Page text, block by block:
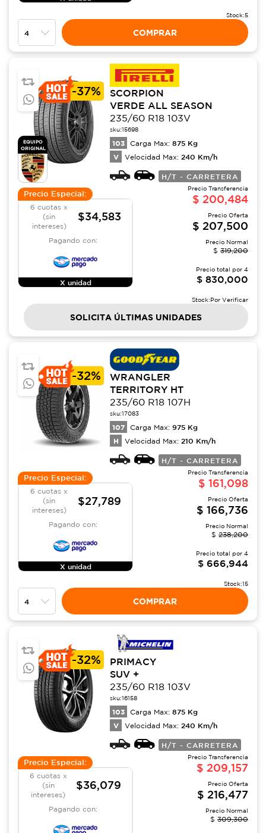
Stock:5
COMPRAR
EQUIPO
ORIGINAL
-37%
SCORPION
VERDE ALL SEASON
235/60 R18 103V
sku:15698
103 Carga Max: 875 Kg
V Velocidad Max: 240 Km/h
H/T - CARRETERA
Precio Especial:
6 cuotas x
(sin
intereses)
$34,583
Pagando con:
X unidad
Precio Transferencia
$ 200,484
Precio Oferta
$ 207,500
Precio Normal
$ 319,200
Precio total por 4
$ 830,000
Stock:Por Verificar
SOLICITA ÚLTIMAS UNIDADES
-32%
WRANGLER
TERRITORY HT
235/60 R18 107H
sku:17083
107 Carga Max: 975 Kg
H Velocidad Max: 210 Km/h
H/T - CARRETERA
Precio Especial:
6 cuotas x
(sin
intereses)
$27,789
Pagando con:
X unidad
Precio Transferencia
$ 161,098
Precio Oferta
$ 166,736
Precio Normal
$ 238,200
Precio total por 4
$ 666,944
Stock:15
COMPRAR
-32%
PRIMACY
SUV +
235/60 R18 103V
sku:16158
103 Carga Max: 875 Kg
V Velocidad Max: 240 Km/h
H/T - CARRETERA
Precio Especial:
6 cuotas x
(sin
intereses)
$36,079
Pagando con:
Precio Transferencia
$ 209,157
Precio Oferta
$ 216,477
Precio Normal
$ 309,300